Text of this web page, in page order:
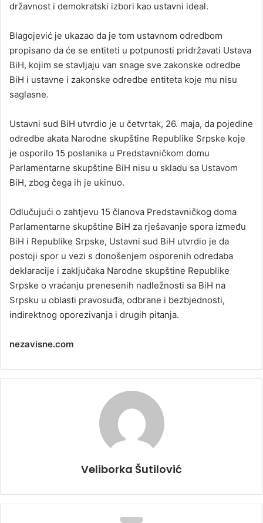
državnost i demokratski izbori kao ustavni ideal.
Blagojević je ukazao da je tom ustavnom odredbom
propisano da će se entiteti u potpunosti pridržavati Ustava
BiH, kojim se stavljaju van snage sve zakonske odredbe
BiH i ustavne i zakonske odredbe entiteta koje mu nisu
saglasne.
Ustavni sud BiH utvrdio je u četvrtak, 26. maja, da pojedine
odredbe akata Narodne skupštine Republike Srpske koje
je osporilo 15 poslanika u Predstavničkom domu
Parlamentarne skupštine BiH nisu u skladu sa Ustavom
BiH, zbog čega ih je ukinuo.
Odlučujući o zahtjevu 15 članova Predstavničkog doma
Parlamentarne skupštine BiH za rješavanje spora između
BiH i Republike Srpske, Ustavni sud BiH utvrdio je da
postoji spor u vezi s donošenjem osporenih odredaba
deklaracije i zaključaka Narodne skupštine Republike
Srpske o vraćanju prenesenih nadležnosti sa BiH na
Srpsku u oblasti pravosuđa, odbrane i bezbjednosti,
indirektnog oporezivanja i drugih pitanja.
nezavisne.com
Veliborka Šutilović